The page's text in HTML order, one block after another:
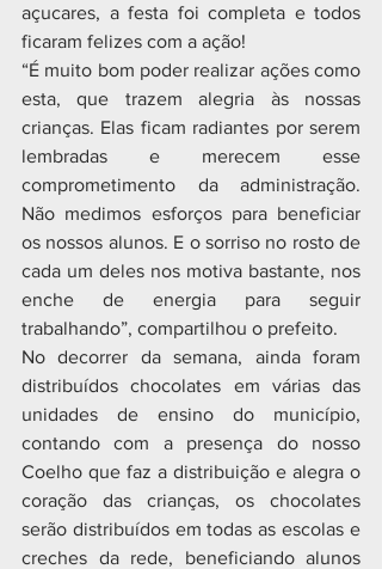
açucares, a festa foi completa e todos
ficaram felizes com a ação!
“É muito bom poder realizar ações como
esta, que trazem alegria às nossas
crianças. Elas ficam radiantes por serem
lembradas e merecem esse
comprometimento da administração.
Não medimos esforços para beneficiar
os nossos alunos. E o sorriso no rosto de
cada um deles nos motiva bastante, nos
enche de energia para seguir
trabalhando”, compartilhou o prefeito.
No decorrer da semana, ainda foram
distribuídos chocolates em várias das
unidades de ensino do município,
contando com a presença do nosso
Coelho que faz a distribuição e alegra o
coração das crianças, os chocolates
serão distribuídos em todas as escolas e
creches da rede, beneficiando alunos